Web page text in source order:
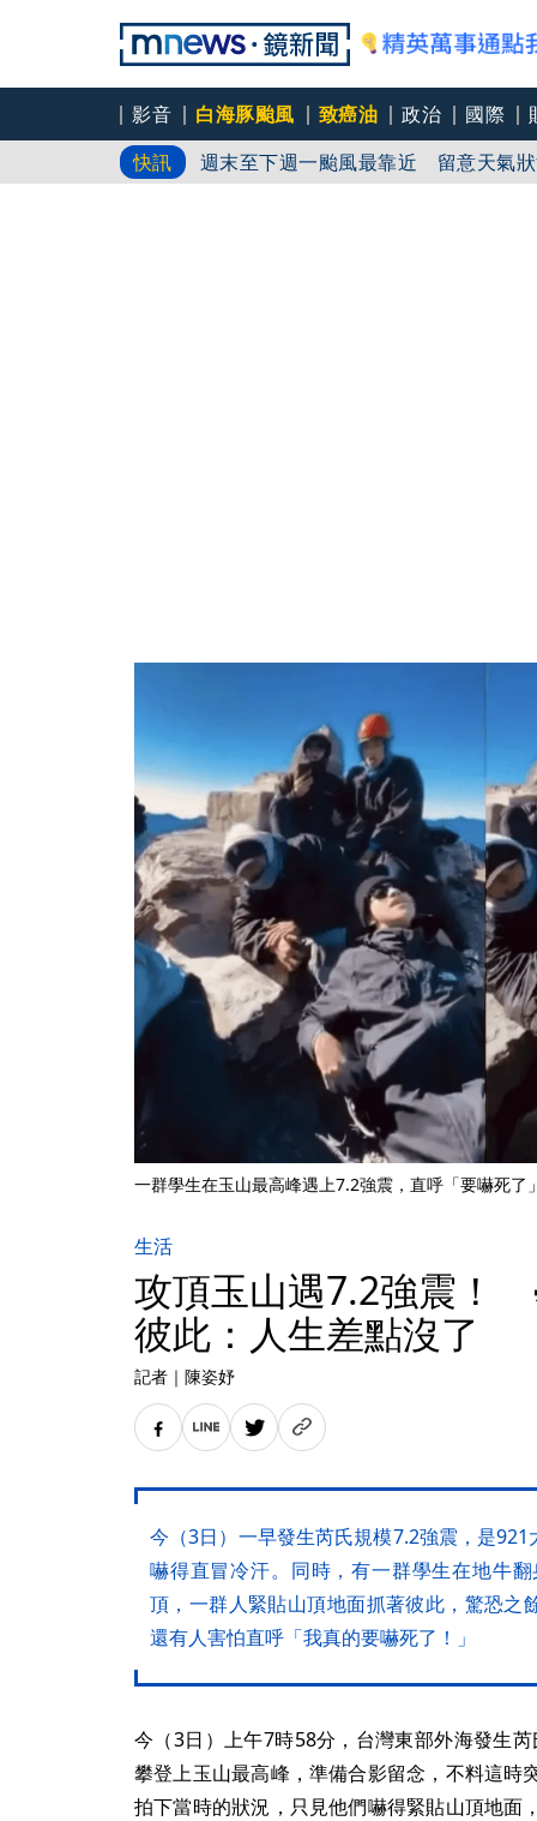
影音 白海豚颱風 致癌油 政治 國際
快訊
週末至下週一颱風最靠近 留意天氣
只認得「台版蘇志燮」不知姜厚任
一群學生在玉山最高峰遇上7.2強震，直呼「要嚇死
生活
攻頂玉山遇7.2強震！
彼此：人生差點沒了
記者 ｜ 陳姿妤
今（3日）一早發生芮氏規模7.2強震，是
嚇得直冒冷汗。同時，有一群學生在地牛
頂，一群人緊貼山頂地面抓著彼此，驚恐之
還有人害怕直呼「我真的要嚇死了！」
今（3日）上午7時58分，台灣東部外海發生
攀登上玉山最高峰，準備合影留念，不料這時
拍下當時的狀況，只見他們嚇得緊貼山頂地面